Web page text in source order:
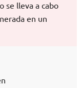
se lleva a cabo
en un